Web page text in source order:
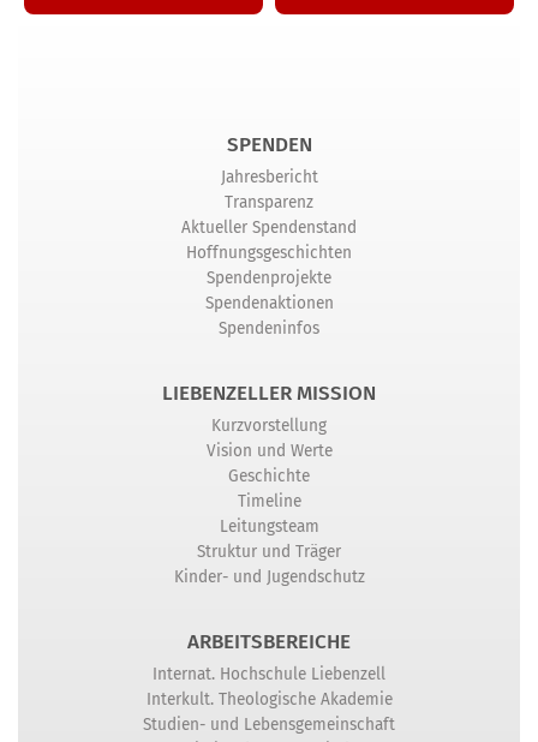
SPENDEN
Jahresbericht
Transparenz
Aktueller Spendenstand
Hoffnungsgeschichten
Spendenprojekte
Spendenaktionen
Spendeninfos
LIEBENZELLER MISSION
Kurzvorstellung
Vision und Werte
Geschichte
Timeline
Leitungsteam
Struktur und Träger
Kinder- und Jugendschutz
ARBEITSBEREICHE
Internat. Hochschule Liebenzell
Interkult. Theologische Akademie
Studien- und Lebensgemeinschaft